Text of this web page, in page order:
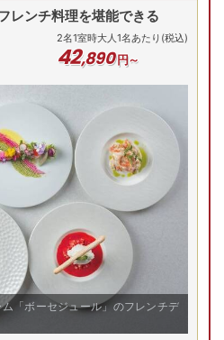
が、隣接するホテルの温泉施設
。その他にもフィットネスルー
、スマイルコンシェルジュの手
在を。
円 32,440円
予約
先割
53,890
予約
先割
の詳細を見る
レンチ料理を堪能できる
2名1室時大人1名あたり(税込)
42,890円～
ム「ボーセジュール」のフレンチデ